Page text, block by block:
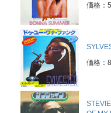
価格：
価格：